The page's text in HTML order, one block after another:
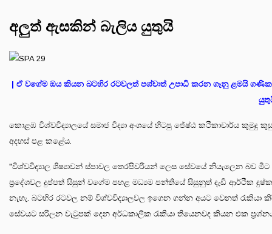
අලුත් ඇසකින් බැලිය යුතුයි
| ඒ වගේම ඔය කියන බටහිර රටවලත් පශ්චාත් උපාධි කරන ගෑනු ළමයි
කොළඹ විශ්වවිද්‍යාලයේ සමාජ විද්‍යා අංශයේ හිටපු ජේෂ්ඨ කථිකාචාර්ය කුමුදු
අදහස් පළ කළේය.
"විශ්වවිද්‍යාල ශිෂ්‍යාවන් ස්පාවල තෙරපිවරියන් ලෙස සේවයේ නියැලෙන බව
ප්‍රදේශවල දුප්පත් සිසුන් වගේම පහළ මධ්‍යම පන්තියේ සිසුනුත් දැඩි ආර්ථික
නැහැ. බටහිර රටවල නම් විශ්වවිද්‍යාලවල ඉගෙන ගන්න අයට වෙනත්
සේවයට සරිලන වැටුපක් දෙන අර්ධකාලීක රැකියා තියෙනවද කියන එක